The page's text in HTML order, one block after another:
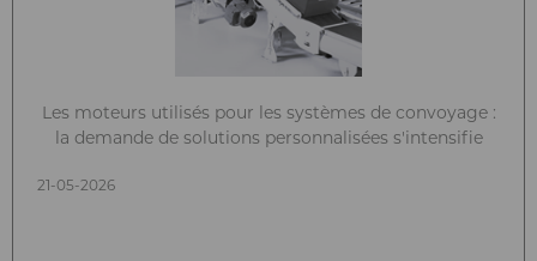
Les moteurs utilisés pour les systèmes de convoyage :
la demande de solutions personnalisées s'intensifie
21-05-2026